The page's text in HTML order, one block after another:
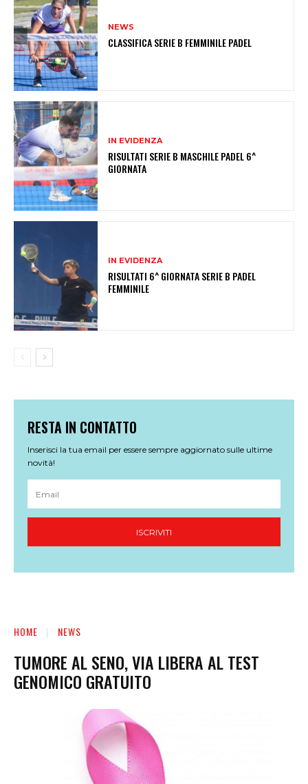
NEWS
CLASSIFICA SERIE B FEMMINILE PADEL
IN EVIDENZA
RISULTATI SERIE B MASCHILE PADEL 6^
GIORNATA
IN EVIDENZA
RISULTATI 6^ GIORNATA SERIE B PADEL
FEMMINILE
RESTA IN CONTATTO
Inserisci la tua email per essere sempre aggiornato sulle ultime
novità!
ISCRIVITI